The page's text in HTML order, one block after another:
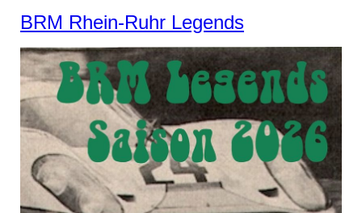
BRM Rhein-Ruhr Legends